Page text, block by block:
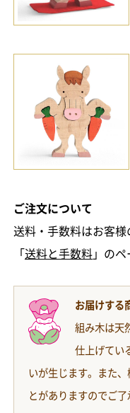
ご注文について
送料・手数料はお客
「送料と手数料」のペ
お届けする
組み木は天
仕上げてい
いが生じます。また
とがありますのでご了